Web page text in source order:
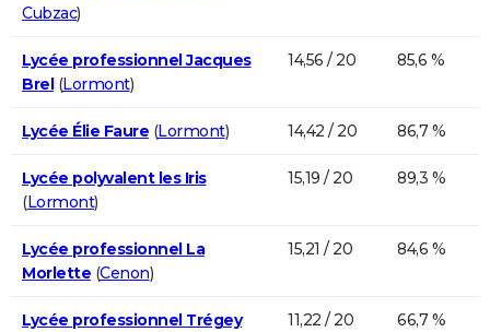
Cubzac)
Lycée professionnel Jacques
Brel(Lormont)
14,56 / 20 85,6 %
Lycée Élie Faure (Lormont) 14,42 / 20 86,7 %
Lycée polyvalent les Iris
(Lormont)
15,19 / 20 89,3 %
Lycée professionnel La
Morlette (Cenon)
15,21 / 20 84,6 %
Lycée professionnel Trégey
11,22 / 20 66,7 %